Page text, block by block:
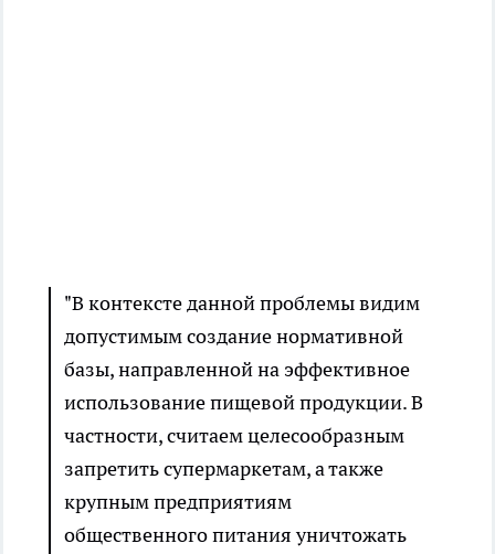
"В контексте данной проблемы видим
допустимым создание нормативной
базы, направленной на эффективное
использование пищевой продукции. В
частности, считаем целесообразным
запретить супермаркетам, а также
крупным предприятиям
общественного питания уничтожать